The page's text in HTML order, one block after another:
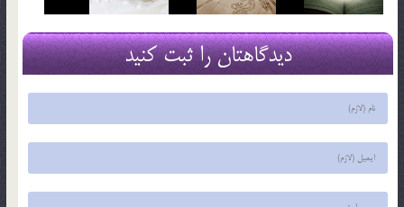
دیدگاهتان را ثبت کنید